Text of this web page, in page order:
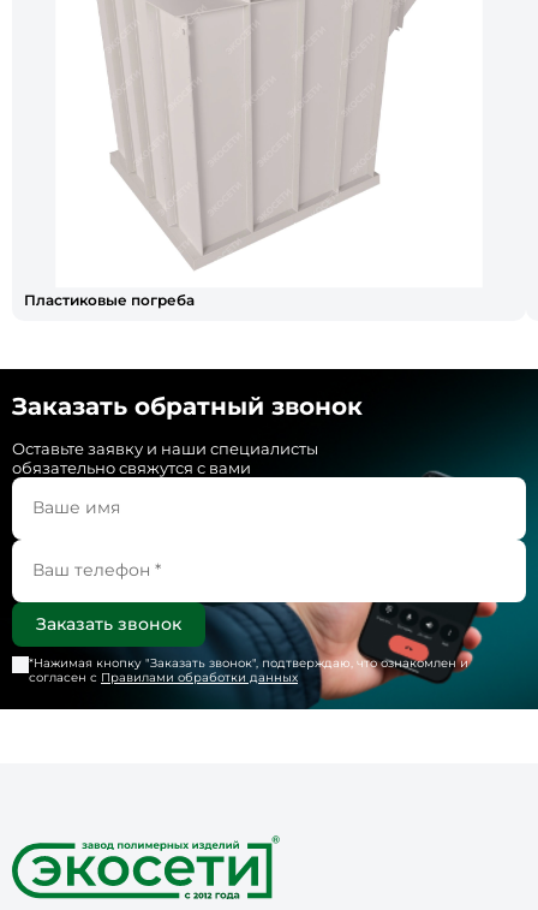
Пластиковые погреба
Заказать обратный звонок
Оставьте заявку и наши специалисты
обязательно свяжутся с вами
*Нажимая кнопку "Заказать звонок", подтверждаю, что ознакомлен и
согласен с Правилами обработки данных